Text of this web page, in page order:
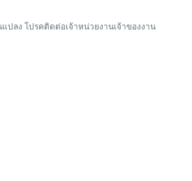
ปลง โปรคติดต่อเจ้าหน่วยงานเจ้าของงาน